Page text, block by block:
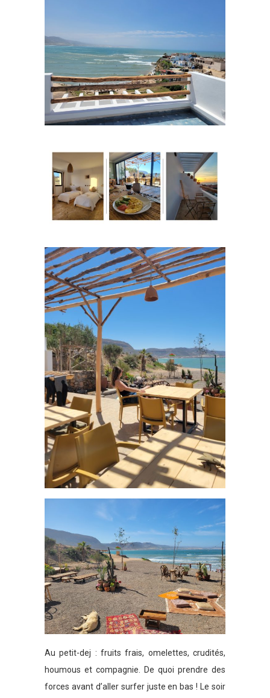
Au petit-dej : fruits frais, omelettes, crudités,
houmous et compagnie. De quoi prendre des
forces avant d’aller surfer juste en bas ! Le soir